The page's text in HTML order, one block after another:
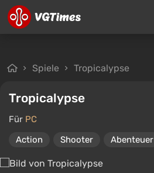
Spiele Tropicalypse
Tropicalypse
Für PC
Action
Shooter Abenteuer